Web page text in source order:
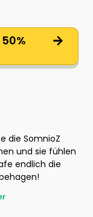
die SomnioZ
und sie fühlen
endlich die